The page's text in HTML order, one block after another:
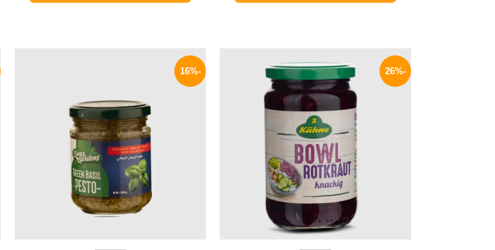
-26%
الأصلي
هو:
200 EGP.
الحالي
هو:
179 EGP.
-16%